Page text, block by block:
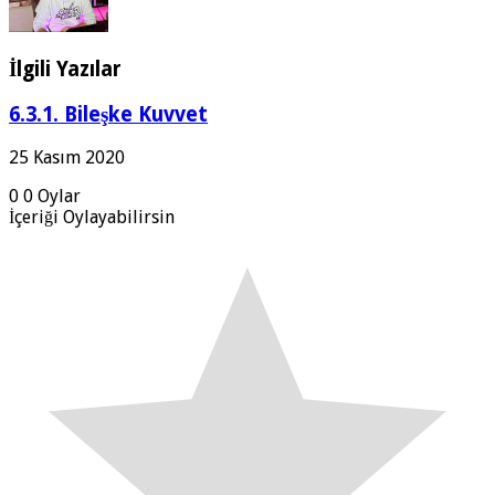
İlgili Yazılar
6.3.1. Bileşke Kuvvet
25 Kasım 2020
0 0 Oylar
İçeriği Oylayabilirsin